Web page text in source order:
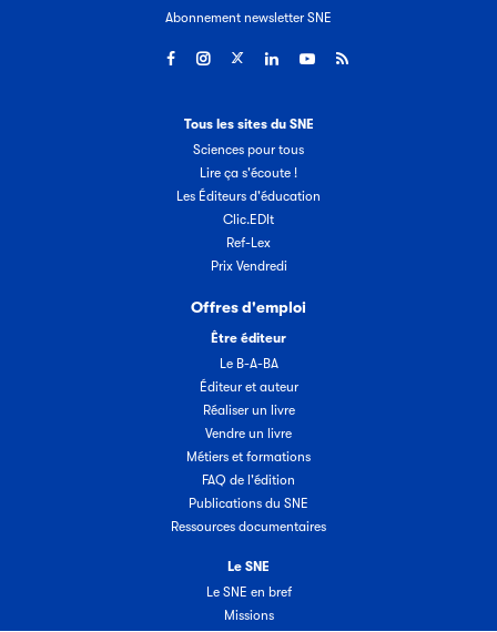
Abonnement newsletter SNE
Tous les sites du SNE
Sciences pour tous
Lire ça s'écoute !
Les Éditeurs d'éducation
Clic.EDIt
Ref-Lex
Prix Vendredi
Offres d'emploi
Être éditeur
Le B-A-BA
Éditeur et auteur
Réaliser un livre
Vendre un livre
Métiers et formations
FAQ de l'édition
Publications du SNE
Ressources documentaires
Le SNE
Le SNE en bref
Missions